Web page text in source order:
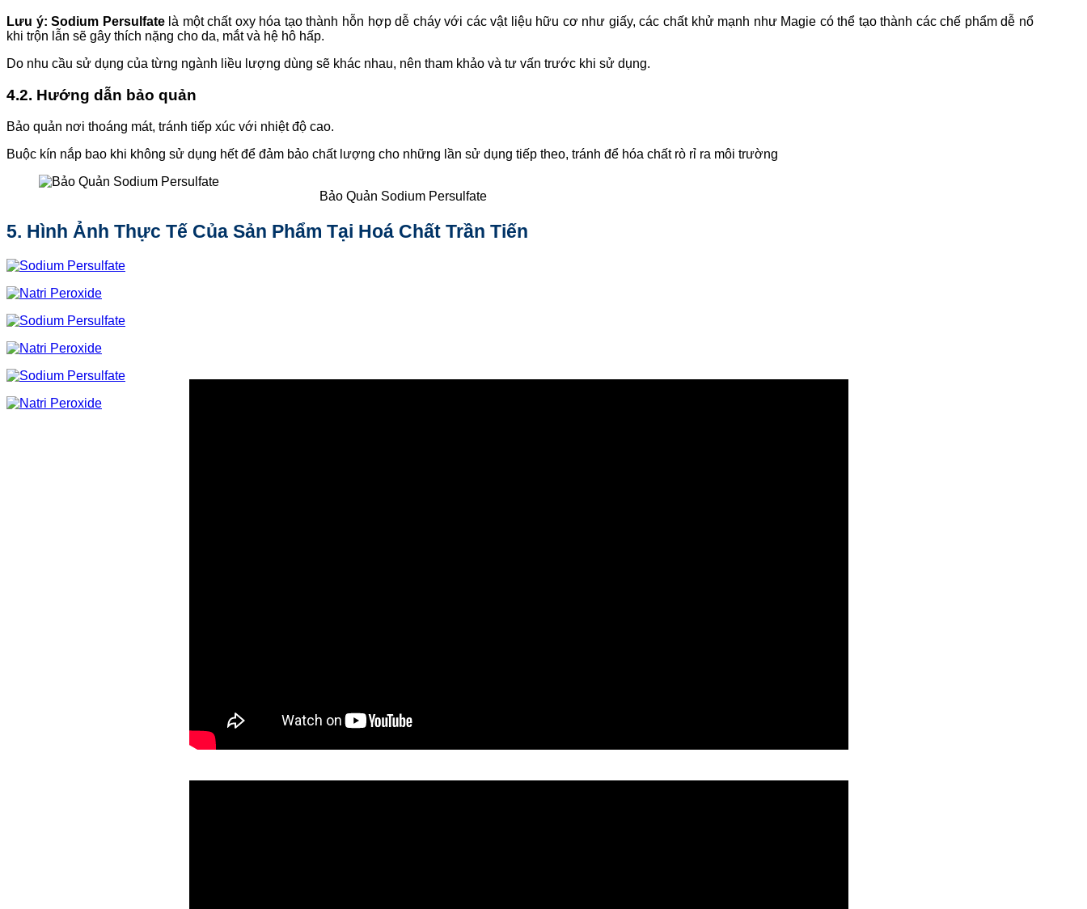
Lưu ý: Sodium Persulfatelà một chất oxy hóa tạo thành hỗn hợp dễ cháy với các vật liệu hữu cơ như giấy, các chất khử mạnh như Magie có thể tạo thành các chế phẩm dễ nổ
khi trộn lẫn sẽ gây thích nặng cho da, mắt và hệ hô hấp.
Do nhu cầu sử dụng của từng ngành liều lượng dùng sẽ khác nhau, nên tham khảo và tư vấn trước khi sử dụng.
4.2. Hướng dẫn bảo quản
Bảo quản nơi thoáng mát, tránh tiếp xúc với nhiệt độ cao.
Buộc kín nắp bao khi không sử dụng hết để đảm bảo chất lượng cho những lần sử dụng tiếp theo, tránh để hóa chất rò rỉ ra môi trường
Bảo Quản Sodium Persulfate
5. Hình Ảnh Thực Tế Của Sản Phẩm Tại Hoá Chất Trần Tiến